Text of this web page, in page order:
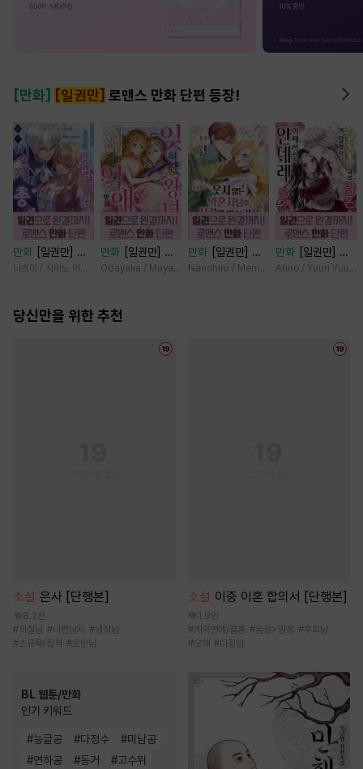
[만화] [일권만] 로맨스 만화 단편 등장!
만화
[일권만] 모
든 것을 포기한 평
는다 [단행본]
나츠미 / 시바노 이즈미
만화
[일권만] 잊
혀진 왕녀지만 정
니다 [단행본]
Odayaka / Maya Koike
만화
[일권만] 웃
지 않는 약혼자님
Nanohiru / Memeko
만화
[일권만] 왕
태자님과의 약혼을
Anno / Yuuri
당신만을 위한 추천
소설 은사 [단행본]
8.2천
#까칠남 #나쁜남자 #냉정남
#소유욕/집착 #오만남
BL 웹툰/만화
인기 키워드
#능글공 #다정수 #미남공
#연하공 #동거 #고수위
소설 이중 이혼 합의서 [단행본]
1.9만
#계약연애/결혼 #몸정>맘정 #후회남
#오해 #다정남